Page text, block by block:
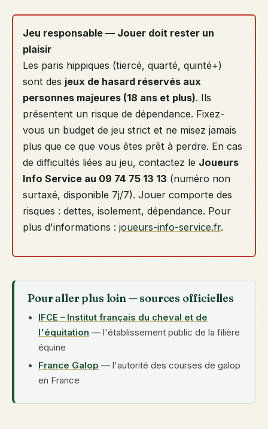
Jeu responsable — Jouer doit rester un
plaisir
Les paris hippiques (tiercé, quarté, quinté+)
sont des jeux de hasard réservés aux
personnes majeures (18 ans et plus). Ils
présentent un risque de dépendance. Fixez-
vous un budget de jeu strict et ne misez jamais
plus que ce que vous êtes prêt à perdre. En cas
de difficultés liées au jeu, contactez le Joueurs
Info Service au 09 74 75 13 13 (numéro non
surtaxé, disponible 7j/7). Jouer comporte des
risques : dettes, isolement, dépendance. Pour
plus d'informations :joueurs-info-service.fr.
Pour aller plus loin — sources officielles
IFCE – Institut français du cheval et de
l'équitation — l'établissement public de la filière
équine
France Galop — l'autorité des courses de galop
en France